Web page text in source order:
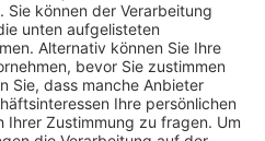
kreative Vorschläge zur
Kinos ein, während
die möglichen Kosten des
so ein Sprecher der